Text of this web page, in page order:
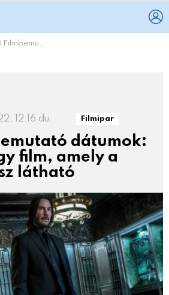
minden nagy film, amely a mozikba lesz látható
12:16 du. Filmipar
dátumok:
film, amely a
látható